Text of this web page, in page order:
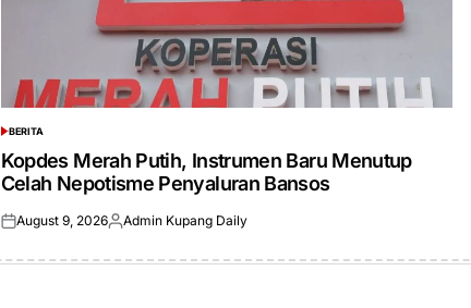
POSTED
IN
BERITA
Kopdes Merah Putih, Instrumen Baru Menutup
Celah Nepotisme Penyaluran Bansos
Posted
August 9, 2026Posted
Admin Kupang Daily